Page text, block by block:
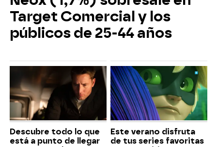
Target Comercial y los
públicos de 25-44 años
Descubre todo lo que
está a punto de llegar
Este verano disfruta
de tus series favoritas